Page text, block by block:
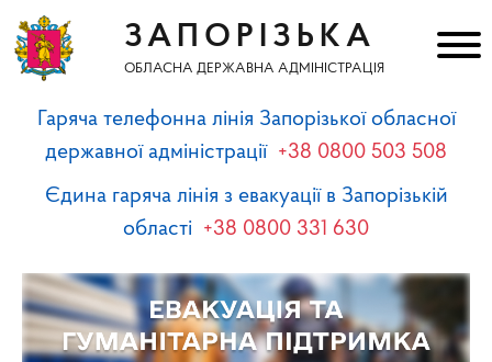
ЗАПОРІЗЬКА
ОБЛАСНА ДЕРЖАВНА АДМІНІСТРАЦІЯ
Гаряча телефонна лінія Запорізької обласної
державної адміністрації +38 0800 503 508
Єдина гаряча лінія з евакуації в Запорізькій
області +38 0800 331 630